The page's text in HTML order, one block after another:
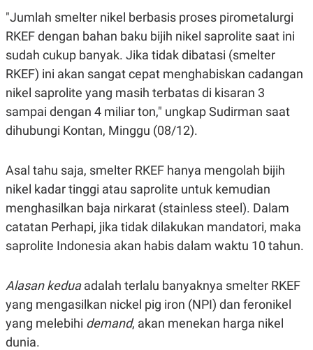
JARINGAN
K
O
T
A
N
A
E
Y
P
R
S
R
E
S
.
I
L
G
A
N
A
N
K
E
J
A
M
"Jumlah smelter nikel berbasis proses pirometalurgi
RKEF dengan bahan baku bijih nikel saprolite saat ini
sudah cukup banyak. Jika tidak dibatasi (smelter
RKEF) ini akan sangat cepat menghabiskan cadangan
nikel saprolite yang masih terbatas di kisaran 3
sampai dengan 4 miliar ton," ungkap Sudirman saat
dihubungi Kontan, Minggu (08/12).
Asal tahu saja, smelter RKEF hanya mengolah bijih
nikel kadar tinggi atau saprolite untuk kemudian
menghasilkan baja nirkarat (stainless steel). Dalam
catatan Perhapi, jika tidak dilakukan mandatori, maka
saprolite Indonesia akan habis dalam waktu 10 tahun.
Alasan keduaadalah terlalu banyaknya smelter RKEF
yang mengasilkan nickel pig iron (NPI) dan feronikel
yang melebihi demand, akan menekan harga nikel
dunia.